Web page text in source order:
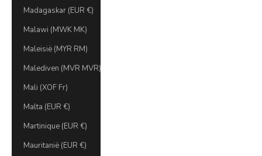
Madagaskar (EUR €)
Malawi (MWK MK)
Maleisië (MYR RM)
Malediven (MVR MVR)
Mali (XOF Fr)
Malta (EUR €)
Martinique (EUR €)
Mauritanië (EUR €)